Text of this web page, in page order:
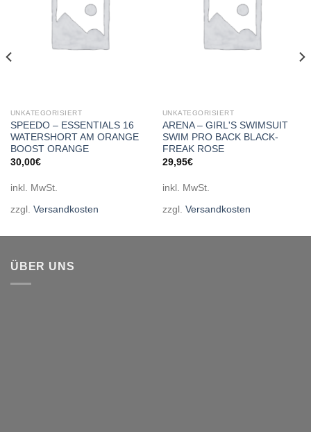
UNKATEGORISIERT
SPEEDO – ESSENTIALS 16
WATERSHORT AM ORANGE
BOOST ORANGE
30,00€
inkl. MwSt.
zzgl. Versandkosten
UNKATEGORISIERT
ARENA – GIRL'S SWIMSUIT
SWIM PRO BACK BLACK-
FREAK ROSE
29,95€
inkl. MwSt.
zzgl. Versandkosten
ÜBER UNS